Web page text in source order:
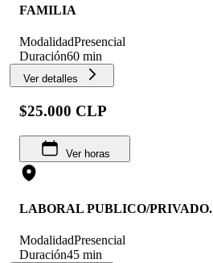
FAMILIA
ModalidadPresencial
Duración60 min
Ver detalles
$25.000 CLP
Ver horas
LABORAL PUBLICO/PRIVADO.
ModalidadPresencial
Duración45 min